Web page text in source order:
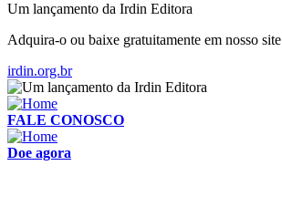
Um lançamento da Irdin Editora
Adquira-o ou baixe gratuitamente em nosso site
irdin.org.br
FALE CONOSCO
Doe agora